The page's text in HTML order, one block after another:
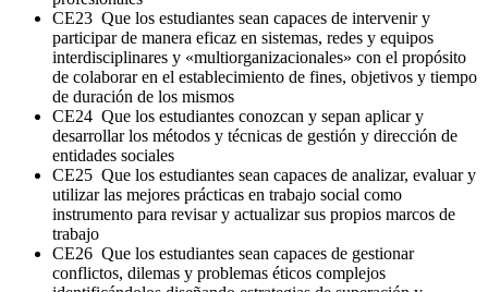
CE23 Que los estudiantes sean capaces de intervenir y
participar de manera eficaz en sistemas, redes y equipos
interdisciplinares y «multiorganizacionales» con el propósito
de colaborar en el establecimiento de fines, objetivos y tiempo
de duración de los mismos
CE24 Que los estudiantes conozcan y sepan aplicar y
desarrollar los métodos y técnicas de gestión y dirección de
entidades sociales
CE25 Que los estudiantes sean capaces de analizar, evaluar y
utilizar las mejores prácticas en trabajo social como
instrumento para revisar y actualizar sus propios marcos de
trabajo
CE26 Que los estudiantes sean capaces de gestionar
conflictos, dilemas y problemas éticos complejos